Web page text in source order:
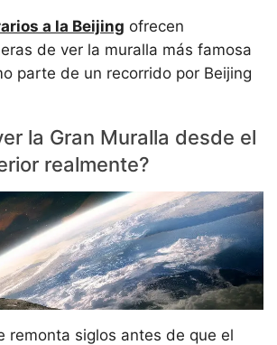
a la Beijing ofrecen
de ver la muralla más famosa
parte de un recorrido por Beijing
la Gran Muralla desde el
realmente?
remonta siglos antes de que el